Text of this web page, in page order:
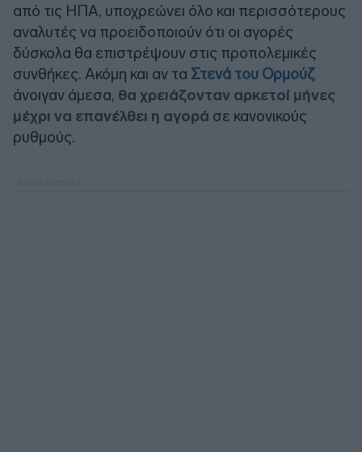
από τις ΗΠΑ, υποχρεώνει όλο και περισσότερους
αναλυτές να προειδοποιούν ότι οι αγορές
δύσκολα θα επιστρέψουν στις προπολεμικές
συνθήκες. Ακόμη και αν τα Στενά του Ορμούζ
άνοιγαν άμεσα, θα χρειάζονταν αρκετοί μήνες
μέχρι να επανέλθει η αγορά σε κανονικούς
ρυθμούς.